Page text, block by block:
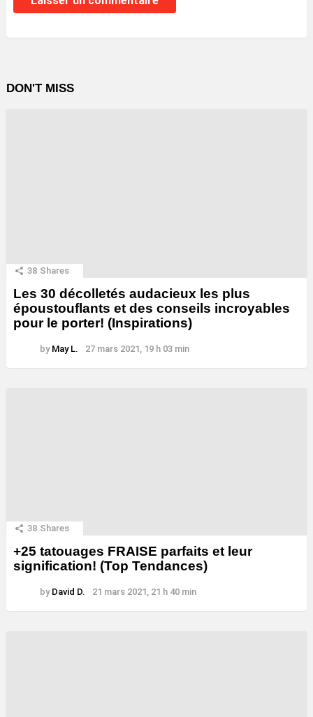
DON'T MISS
38 Shares
Les 30 décolletés audacieux les plus
époustouflants et des conseils incroyables
pour le porter! (Inspirations)
by May L. 27 mars 2021, 19 h 03 min
38 Shares
+25 tatouages ​​FRAISE parfaits et leur
signification! (Top Tendances)
by David D. 21 mars 2021, 21 h 40 min